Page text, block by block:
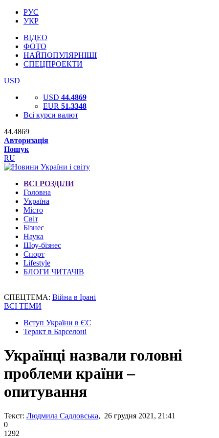
РУС
УКР
ВІДЕО
ФОТО
НАЙПОПУЛЯРНІШІ
СПЕЦПРОЕКТИ
USD
USD 44.4869
EUR 51.3348
Всі курси валют
44.4869
Авторизація
Пошук
RU
ВСІ РОЗДІЛИ
Головна
Україна
Місто
Світ
Бізнес
Наука
Шоу-бізнес
Спорт
Lifestyle
БЛОГИ ЧИТАЧІВ
СПЕЦТЕМА: Війна в Ірані
ВСІ ТЕМИ
Вступ України в ЄС
Теракт в Барселоні
Українці назвали головні
проблеми країни –
опитування
Текст: Людмила Садловська, 26 грудня 2021, 21:41
0
1292